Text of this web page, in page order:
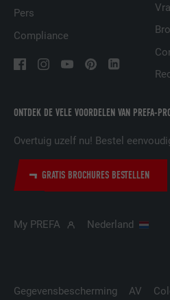
ONTDEK DE VELE VOORDELEN VAN PREFA-
Overtuig uzelf nu! Bestel
GRATIS BROCHURES BESTELLEN
Pers
Compliance
My PREFA Nederland
Gegevensbescherming AV
Wordt gebruikt
websites te
NAAM lidc
AANBIEDER LinkedIn